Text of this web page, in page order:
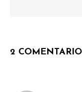
2